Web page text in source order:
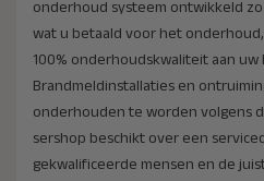
onderhoud systeem ontwikkeld
wat u betaald voor het
100% onderhoudskwaliteit aan
Brandmeldinsta­llaties en
onderhouden te worden volgens
sershop beschikt over een
gekwalificeerde mensen en de